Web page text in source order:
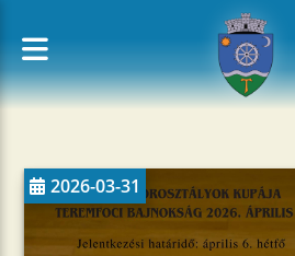
2026-03-31